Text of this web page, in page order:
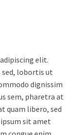
elit.
sed, lobortis ut
dignissim
sem, pharetra at
quam libero, sed
sit amet